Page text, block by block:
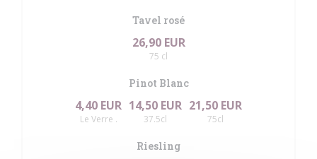
Tavel rosé
26,90 EUR
75 cl
Pinot Blanc
4,40 EUR
Le Verre .
14,50 EUR
37.5cl
21,50 EUR
75cl
Riesling